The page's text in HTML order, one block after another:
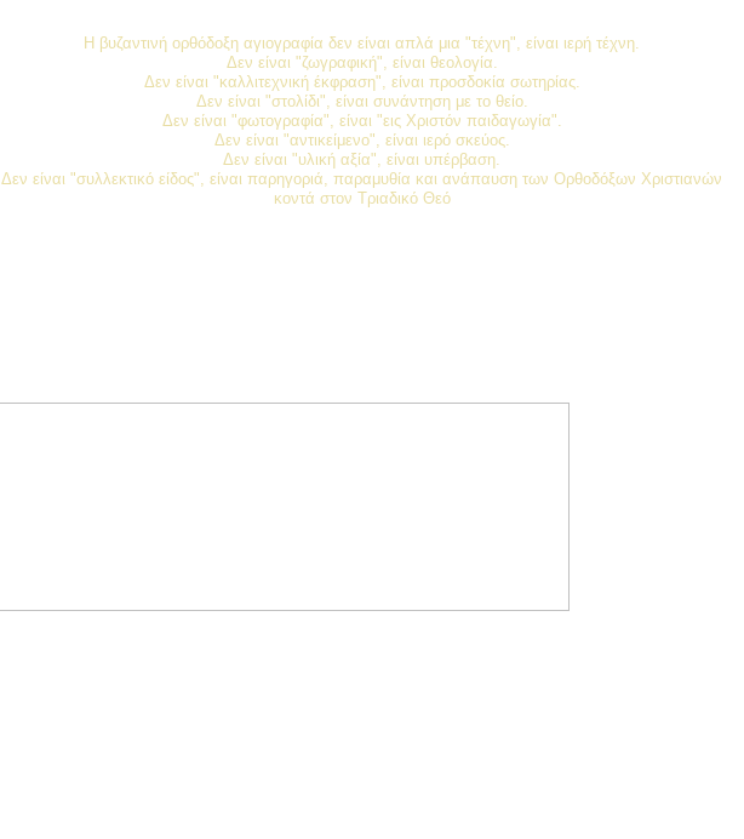
Η βυζαντινή ορθόδοξη αγιογραφία δεν είναι απλά μια "τέχνη", είναι ιερή τέχνη.
Δεν είναι "ζωγραφική", είναι θεολογία.
Δεν είναι "καλλιτεχνική έκφραση", είναι προσδοκία σωτηρίας.
Δεν είναι "στολίδι", είναι συνάντηση με το θείο.
Δεν είναι "φωτογραφία", είναι "εις Χριστόν παιδαγωγία".
Δεν είναι "αντικείμενο", είναι ιερό σκεύος.
Δεν είναι "υλική αξία", είναι υπέρβαση.
Δεν είναι "συλλεκτικό είδος", είναι παρηγοριά, παραμυθία και ανάπαυση των Ορθοδόξων Χριστιανών
κοντά στον Τριαδικό Θεό